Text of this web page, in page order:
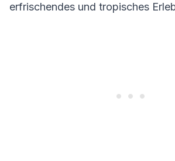
erfrischendes und tropisches